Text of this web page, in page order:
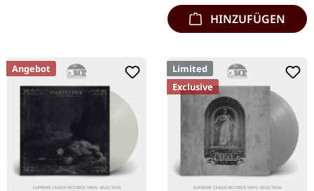
HINZUFÜGEN
Angebot
Limited
Exclusive